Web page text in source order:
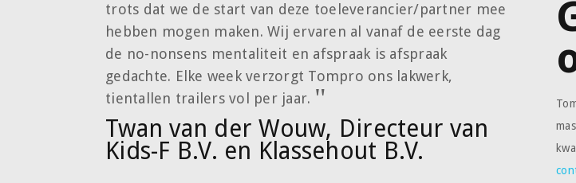
trots dat we de start van deze toeleverancier/partner mee
hebben mogen maken. Wij ervaren al vanaf de eerste dag
de no-nonsens mentaliteit en afspraak is afspraak
gedachte. Elke week verzorgt Tompro ons lakwerk,
tientallen trailers vol per jaar.
Twan van der Wouw, Directeur van
Kids-F B.V. en Klassehout B.V.